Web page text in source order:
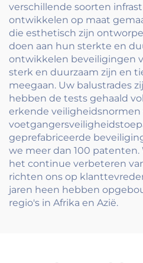
verschillende soorten
ontwikkelen op maat
die esthetisch zijn
doen aan hun sterkte en
ontwikkelen beveiligingen
sterk en duurzaam zijn en
meegaan. Uw balustrades
hebben de tests gehaald
erkende veiligheidsnormen
geprefabriceerde
we meer dan 100
het continue verbeteren
richten ons op
jaren heen hebben
regio's in Afrika en Azië.